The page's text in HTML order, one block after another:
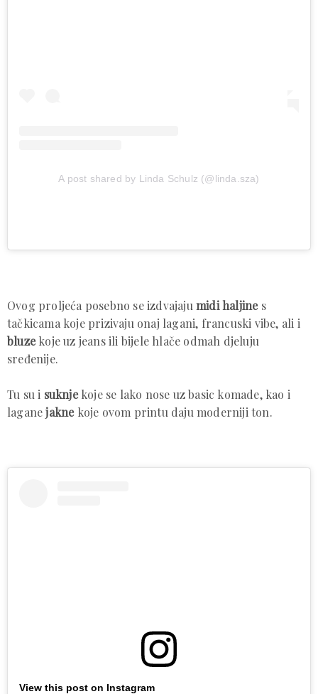
A post shared by Linda Schulz (@linda.sza)
Ovog proljeća posebno se izdvajaju midi haljines
tačkicama koje prizivaju onaj lagani, francuski vibe, ali i
bluzekoje uz jeans ili bijele hlače odmah djeluju
sređenije.
Tu su i suknjekoje se lako nose uz basic komade, kao i
laganejakne koje ovom printu daju moderniji ton.
View this post on Instagram